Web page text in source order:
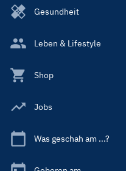
Gesundheit
Leben & Lifestyle
Shop
Jobs
Was geschah am ...?